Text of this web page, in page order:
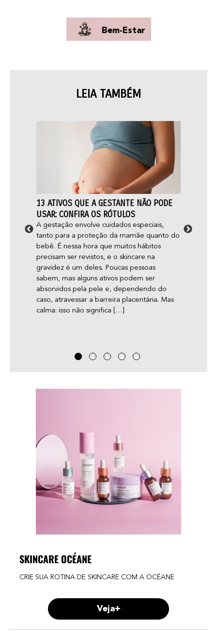
Bem-Estar
LEIA TAMBÉM
13 ATIVOS QUE A GESTANTE NÃO PODE
USAR: CONFIRA OS RÓTULOS
A gestação envolve cuidados especiais,
tanto para a proteção da mamãe quanto do
bebê. É nessa hora que muitos hábitos
precisam ser revistos, e o skincare na
gravidez é um deles. Poucas pessoas
sabem, mas alguns ativos podem ser
absorvidos pela pele e, dependendo do
caso, atravessar a barreira placentária. Mas
calma: isso não significa […]
SKINCARE OCÉANE
CRIE SUA ROTINA DE SKINCARE COM A OCÉANE
Veja+